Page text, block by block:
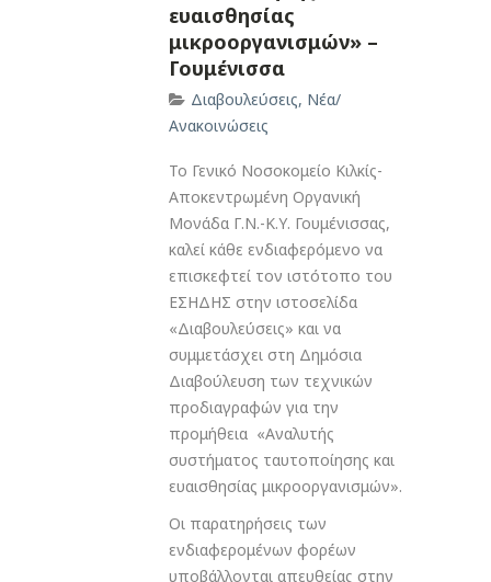
ευαισθησίας
μικροοργανισμών» –
Γουμένισσα
Διαβουλεύσεις, Νέα/
Ανακοινώσεις
Το Γενικό Νοσοκομείο Κιλκίς-
Αποκεντρωμένη Οργανική
Μονάδα Γ.Ν.-Κ.Υ. Γουμένισσας,
καλεί κάθε ενδιαφερόμενο να
επισκεφτεί τον ιστότοπο του
ΕΣΗΔΗΣ στην ιστοσελίδα
«Διαβουλεύσεις» και να
συμμετάσχει στη Δημόσια
Διαβούλευση των τεχνικών
προδιαγραφών για την
προμήθεια «Αναλυτής
συστήματος ταυτοποίησης και
ευαισθησίας μικροοργανισμών».
Οι παρατηρήσεις των
ενδιαφερομένων φορέων
υποβάλλονται απευθείας στην